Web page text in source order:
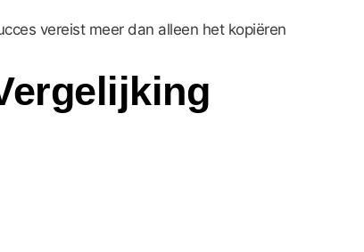
vereist meer dan alleen het kopiëren